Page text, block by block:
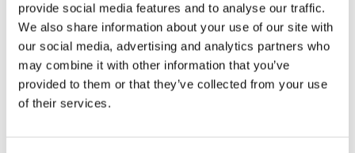
provide social media features and to analyse our traffic.
We also share information about your use of our site with
our social media, advertising and analytics partners who
may combine it with other information that you’ve
provided to them or that they’ve collected from your use
of their services.
Gacka je jedna od najpoznatijih hrvatskih rijeka za
sportski ribolov, osobito među ljubiteljima pastrve.
Zahvaljujući čistoj, hladnoj i kisikom bogatoj vodi, ima
idealne uvjete za život salmonidnih vrsta.
Posebno je poznata po potočnoj pastrvi koja ovdje raste